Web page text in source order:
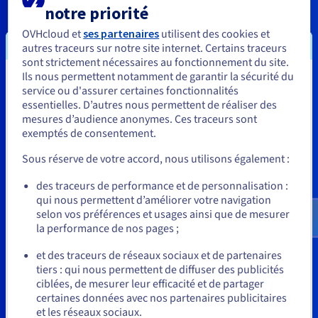
Sécurisez la gestion de vos
images avec Managed Private
Registries (Harbor)
Pour fiabiliser vos projets basés sur l’utilisation de
conteneurs, OVHcloud a développé un service de registre
privé, hébergé et administré par nos équipes, afin de stocker,
Vous semblez être localisé en États-
Unis.
Pour commander, rendez-vous sur le site de votre pays (États-
Allez sur le site États-Unis
us.ovhcloud.com/
Anglais USD - $
ou
Rester sur le site actuel
notre priorité
OVHcloud etses partenaires utilisent des cookies et
autres traceurs sur notre site internet. Certains traceurs
sont strictement nécessaires au fonctionnement du site.
Ils nous permettent notamment de garantir la sécurité du
service ou d'assurer certaines fonctionnalités
essentielles. D’autres nous permettent de réaliser des
mesures d’audience anonymes. Ces traceurs sont
exemptés de consentement.
Sous réserve de votre accord, nous utilisons également :
des traceurs de performance et de personnalisation :
qui nous permettent d’améliorer votre navigation
selon vos préférences et usages ainsi que de mesurer
la performance de nos pages ;
et des traceurs de réseaux sociaux et de partenaires
tiers : qui nous permettent de diffuser des publicités
ciblées, de mesurer leur efficacité et de partager
certaines données avec nos partenaires publicitaires
et les réseaux sociaux.